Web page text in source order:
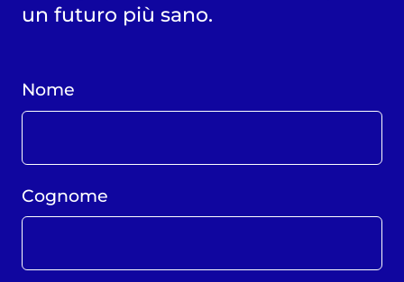
un futuro più sano.
Nome
Cognome